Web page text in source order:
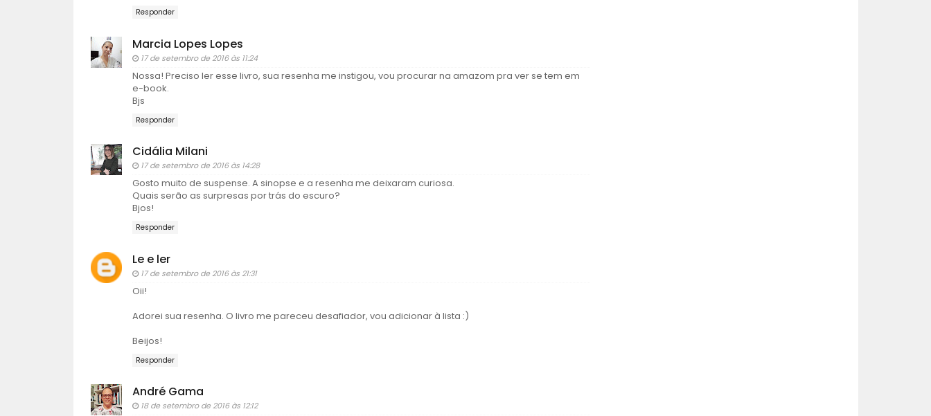
Responder
Marcia Lopes Lopes
17 de setembro de 2016 às 11:24
Nossa! Preciso ler esse livro, sua resenha me instigou, vou procurar na amazom pra ver se tem em
e-book.
Bjs
Responder
Cidália Milani
17 de setembro de 2016 às 14:28
Gosto muito de suspense. A sinopse e a resenha me deixaram curiosa.
Quais serão as surpresas por trás do escuro?
Bjos!
Responder
Le e ler
17 de setembro de 2016 às 21:31
Oii!
Adorei sua resenha. O livro me pareceu desafiador, vou adicionar à lista :)
Beijos!
Responder
André Gama
18 de setembro de 2016 às 12:12